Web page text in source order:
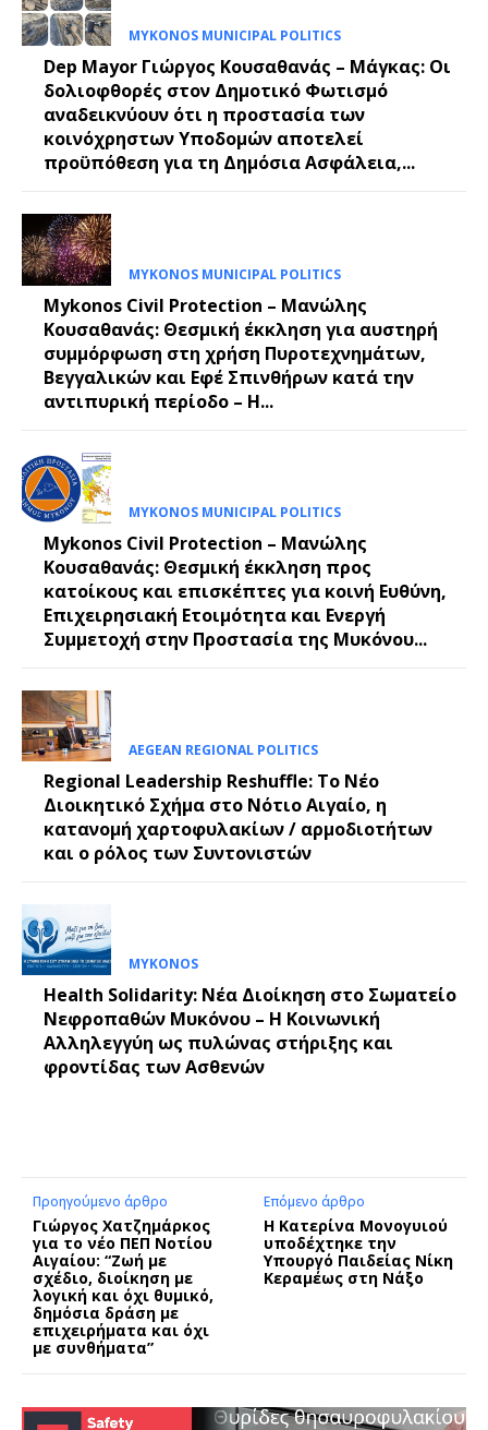
MYKONOS MUNICIPAL POLITICS
Dep Mayor Γιώργος Κουσαθανάς – Μάγκας: Οι
δολιοφθορές στον Δημοτικό Φωτισμό
αναδεικνύουν ότι η προστασία των
κοινόχρηστων Υποδομών αποτελεί
προϋπόθεση για τη Δημόσια Ασφάλεια,...
MYKONOS MUNICIPAL POLITICS
Mykonos Civil Protection – Μανώλης
Κουσαθανάς: Θεσμική έκκληση για αυστηρή
συμμόρφωση στη χρήση Πυροτεχνημάτων,
Βεγγαλικών και Εφέ Σπινθήρων κατά την
αντιπυρική περίοδο – Η...
MYKONOS MUNICIPAL POLITICS
Mykonos Civil Protection – Μανώλης
Κουσαθανάς: Θεσμική έκκληση προς
κατοίκους και επισκέπτες για κοινή Ευθύνη,
Επιχειρησιακή Ετοιμότητα και Ενεργή
Συμμετοχή στην Προστασία της Μυκόνου...
AEGEAN REGIONAL POLITICS
Regional Leadership Reshuffle: Το Νέο
Διοικητικό Σχήμα στο Νότιο Αιγαίο, η
κατανομή χαρτοφυλακίων / αρμοδιοτήτων
και ο ρόλος των Συντονιστών
MYKONOS
Health Solidarity: Νέα Διοίκηση στο Σωματείο
Νεφροπαθών Μυκόνου – Η Κοινωνική
Αλληλεγγύη ως πυλώνας στήριξης και
φροντίδας των Ασθενών
Προηγούμενο άρθρο
Γιώργος Χατζημάρκος
για το νέο ΠΕΠ Νοτίου
Αιγαίου: “Ζωή με
σχέδιο, διοίκηση με
λογική και όχι θυμικό,
δημόσια δράση με
επιχειρήματα και όχι
με συνθήματα”
Επόμενο άρθρο
Η Κατερίνα Μονογυιού
υποδέχτηκε την
Υπουργό Παιδείας Νίκη
Κεραμέως στη Νάξο